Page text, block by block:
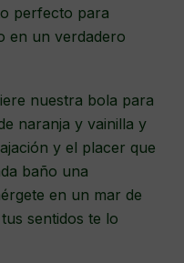
perfecto para
en un verdadero
nuestra bola para
naranja y vainilla y
y el placer que
baño una
en un mar de
sentidos te lo